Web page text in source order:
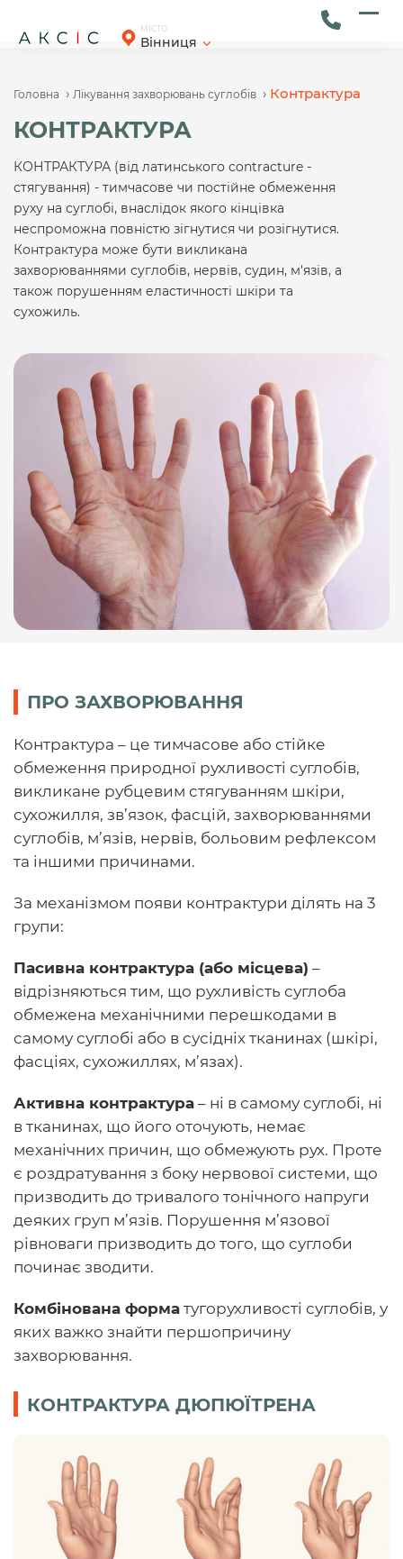
content
МІСТО
Вінниця
Головна › Лікування захворювань суглобів › Контрактура
КОНТРАКТУРА
КОНТРАКТУРА (від латинського contracture -
стягування) - тимчасове чи постійне обмеження
руху на суглобі, внаслідок якого кінцівка
неспроможна повністю зігнутися чи розігнутися.
Контрактура може бути викликана
захворюваннями суглобів, нервів, судин, м'язів, а
також порушенням еластичності шкіри та
сухожиль.
ПРО ЗАХВОРЮВАННЯ
Контрактура – це тимчасове або стійке
обмеження природної рухливості суглобів,
викликане рубцевим стягуванням шкіри,
сухожилля, зв’язок, фасцій, захворюваннями
суглобів, м’язів, нервів, больовим рефлексом
та іншими причинами.
За механізмом появи контрактури ділять на 3
групи:
Пасивна контрактура (або місцева) –
відрізняються тим, що рухливість суглоба
обмежена механічними перешкодами в
самому суглобі або в сусідніх тканинах (шкірі,
фасціях, сухожиллях, м’язах).
Активна контрактура – ні в самому суглобі, ні
в тканинах, що його оточують, немає
механічних причин, що обмежують рух. Проте
є роздратування з боку нервової системи, що
призводить до тривалого тонічного напруги
деяких груп м’язів. Порушення м’язової
рівноваги призводить до того, що суглоби
починає зводити.
Комбінована форма тугорухливості суглобів, у
яких важко знайти першопричину
захворювання.
КОНТРАКТУРА ДЮПЮЇТРЕНА